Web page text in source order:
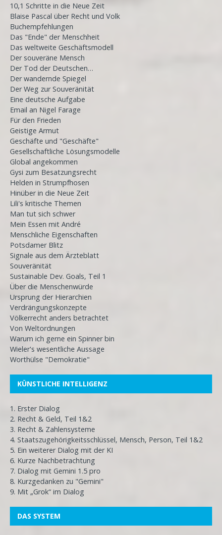
10,1 Schritte in die Neue Zeit
Blaise Pascal über Recht und Volk
Buchempfehlungen
Das "Ende" der Menschheit
Das weltweite Geschäftsmodell
Der souveräne Mensch
Der Tod der Deutschen…
Der wandernde Spiegel
Der Weg zur Souveränität
Eine deutsche Aufgabe
Email an Nigel Farage
Für den Frieden
Geistige Armut
Geschäfte und "Geschäfte"
Gesellschaftliche Lösungsmodelle
Global angekommen
Gysi zum Besatzungsrecht
Helden in Strumpfhosen
Hinüber in die Neue Zeit
Lili's kritische Themen
Man tut sich schwer
Mein Essen mit André
Menschliche Eigenschaften
Potsdamer Blitz
Signale aus dem Ärzteblatt
Souveränität
Sustainable Dev. Goals, Teil 1
Über die Menschenwürde
Ursprung der Hierarchien
Verdrängungskonzepte
Völkerrecht anders betrachtet
Von Weltordnungen
Warum ich gerne ein Spinner bin
Wieler's wesentliche Aussage
Worthülse "Demokratie"
KÜNSTLICHE INTELLIGENZ
1. Erster Dialog
2. Recht & Geld, Teil 1&2
3. Recht & Zahlensysteme
4. Staatszugehörigkeitsschlüssel, Mensch, Person, Teil 1&2
5. Ein weiterer Dialog mit der KI
6. Kurze Nachbetrachtung
7. Dialog mit Gemini 1.5 pro
8. Kurzgedanken zu "Gemini"
9. Mit „Grok“ im Dialog
DAS SYSTEM